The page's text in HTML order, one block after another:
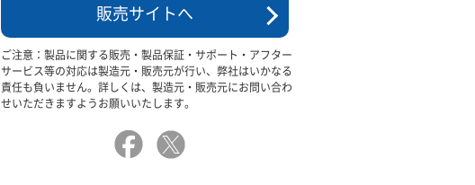
販売サイトへ
ご注意：製品に関する販売・製品保証・サポート・アフター
サービス等の対応は製造元・販売元が行い、弊社はいかなる
責任も負いません。詳しくは、製造元・販売元にお問い合わ
せいただきますようお願いいたします。